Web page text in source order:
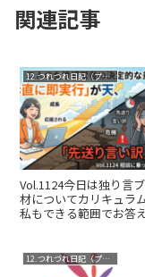
関連記事
12.つれづれ日記（プライベート）
Vol.1124今日は独り言
材についてカリキュラ
私もできる範囲でお答
12.つれづれ日記（プライベート）